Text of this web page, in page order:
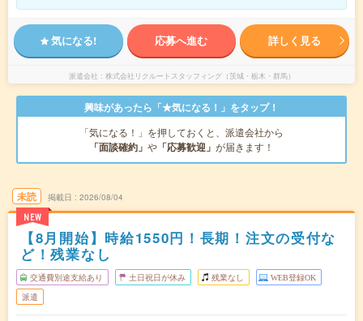
気になる! 応募へ進む 詳しく見る
派遣会社 株式会社リクルートスタッフィング（茨城・栃木・群馬）
興味があったら「★気になる！」をタップ！
「気になる！」を押しておくと、派遣会社から
「面談確約」 や 「応募歓迎」 が届きます！
未読
NEW
掲載日 2026/08/04
【8月開始】時給1550円！長期！注文の受付な
ど！残業なし
交通費別途支給あり 土日祝日が休み 残業なし WEB登録OK
派遣